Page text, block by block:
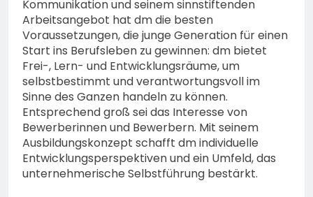
Kommunikation und seinem sinnstiftenden
Arbeitsangebot hat dm die besten
Voraussetzungen, die junge Generation für einen
Start ins Berufsleben zu gewinnen: dm bietet
Frei-, Lern- und Entwicklungsräume, um
selbstbestimmt und verantwortungsvoll im
Sinne des Ganzen handeln zu können.
Entsprechend groß sei das Interesse von
Bewerberinnen und Bewerbern. Mit seinem
Ausbildungskonzept schafft dm individuelle
Entwicklungsperspektiven und ein Umfeld, das
unternehmerische Selbstführung bestärkt.